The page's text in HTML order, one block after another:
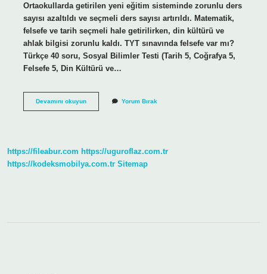
Ortaokullarda getirilen yeni eğitim sisteminde zorunlu ders
sayısı azaltıldı ve seçmeli ders sayısı artırıldı. Matematik,
felsefe ve tarih seçmeli hale getirilirken, din kültürü ve
ahlak bilgisi zorunlu kaldı. TYT sınavında felsefe var mı?
Türkçe 40 soru, Sosyal Bilimler Testi (Tarih 5, Coğrafya 5,
Felsefe 5, Din Kültürü ve…
Devamını okuyunTyt
Yorum Bırak
https://fileabur.com https://uguroflaz.com.tr
https://kodeksmobilya.com.tr Sitemap